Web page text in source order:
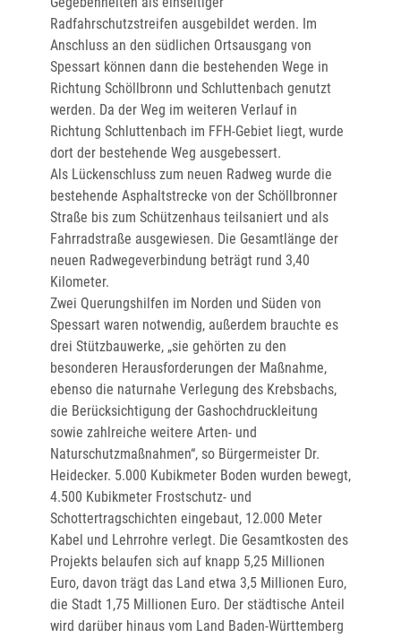
Radfahrschutzstreifen ausgebildet werden. Im
Anschluss an den südlichen Ortsausgang von
Spessart können dann die bestehenden Wege in
Richtung Schöllbronn und Schluttenbach genutzt
werden. Da der Weg im weiteren Verlauf in
Richtung Schluttenbach im FFH-Gebiet liegt, wurde
dort der bestehende Weg ausgebessert.
Als Lückenschluss zum neuen Radweg wurde die
bestehende Asphaltstrecke von der Schöllbronner
Straße bis zum Schützenhaus teilsaniert und als
Fahrradstraße ausgewiesen. Die Gesamtlänge der
neuen Radwegeverbindung beträgt rund 3,40
Kilometer.
Zwei Querungshilfen im Norden und Süden von
Spessart waren notwendig, außerdem brauchte es
drei Stützbauwerke, „sie gehörten zu den
besonderen Herausforderungen der Maßnahme,
ebenso die naturnahe Verlegung des Krebsbachs,
die Berücksichtigung der Gashochdruckleitung
sowie zahlreiche weitere Arten- und
Naturschutzmaßnahmen“, so Bürgermeister Dr.
Heidecker. 5.000 Kubikmeter Boden wurden bewegt,
4.500 Kubikmeter Frostschutz- und
Schottertragschichten eingebaut, 12.000 Meter
Kabel und Lehrrohre verlegt. Die Gesamtkosten des
Projekts belaufen sich auf knapp 5,25 Millionen
Euro, davon trägt das Land etwa 3,5 Millionen Euro,
die Stadt 1,75 Millionen Euro. Der städtische Anteil
wird darüber hinaus vom Land Baden-Württemberg